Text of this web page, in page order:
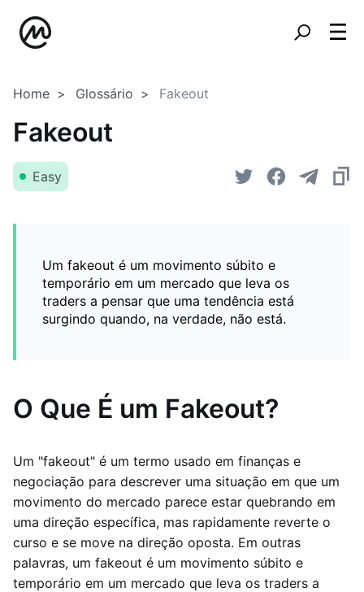
Home Glossário Fakeout
Fakeout
Easy
Um fakeout é um movimento súbito e
temporário em um mercado que leva os
traders a pensar que uma tendência está
surgindo quando, na verdade, não está.
O Que É um Fakeout?
Um "fakeout" é um termo usado em finanças e
negociação para descrever uma situação em que um
movimento do mercado parece estar quebrando em
uma direção específica, mas rapidamente reverte o
curso e se move na direção oposta. Em outras
palavras, um fakeout é um movimento súbito e
temporário em um mercado que leva os traders a